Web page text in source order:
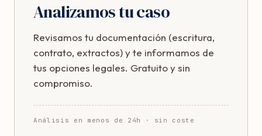
Analizamos tu caso
Revisamos tu documentación (escritura,
contrato, extractos) y te informamos de
tus opciones legales. Gratuito y sin
compromiso.
Análisis en menos de 24h · sin coste